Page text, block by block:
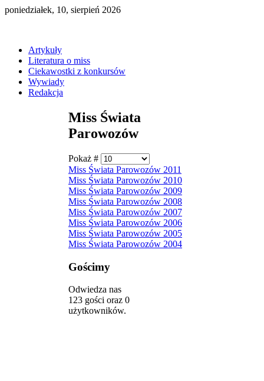
poniedziałek, 10, sierpień 2026
Artykuły
Literatura o miss
Ciekawostki z konkursów
Wywiady
Redakcja
Miss Świata
Parowozów
Pokaż #
Miss Świata Parowozów 2011
Miss Świata Parowozów 2010
Miss Świata Parowozów 2009
Miss Świata Parowozów 2008
Miss Świata Parowozów 2007
Miss Świata Parowozów 2006
Miss Świata Parowozów 2005
Miss Świata Parowozów 2004
Gościmy
Odwiedza nas
123 gości oraz 0
użytkowników.